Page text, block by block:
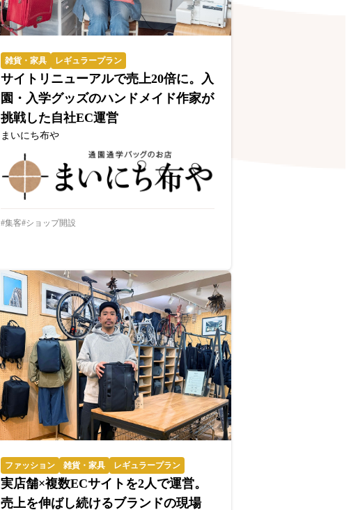
雑貨・家具 レギュラープラン
サイトリニューアルで売上20倍に。入
園・入学グッズのハンドメイド作家が
挑戦した自社EC運営
まいにち布や
集客 ショップ開設
ファッション 雑貨・家具 レギュラープラン
実店舗×複数ECサイトを2人で運営。
売上を伸ばし続けるブランドの現場